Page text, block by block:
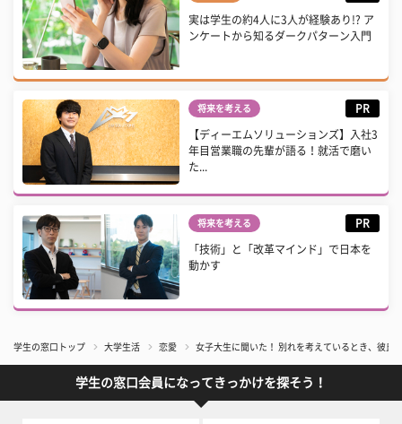
実は学生の約4人に3人が経験あり!? ア
ンケートから知るダークパターン入門
将来を考える PR
【ディーエムソリューションズ】入社3
年目営業職の先輩が語る！就活で磨い
た...
将来を考える PR
「技術」と「改革マインド」で日本を
動かす
学生の窓口トップ 大学生活 恋愛 女子大生に聞いた！ 別れを考えているとき、彼氏
学生の窓口会員になってきっかけを探そう！